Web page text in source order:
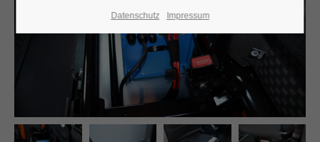
Datenschutz Impressum